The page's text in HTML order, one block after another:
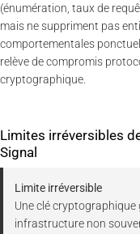
(énumération, taux de
mais ne suppriment pas
comportementales
relève de compromis
cryptographique.
Limites irréversibles
Signal
Limite irréversible
Une clé cryptographique
infrastructure non